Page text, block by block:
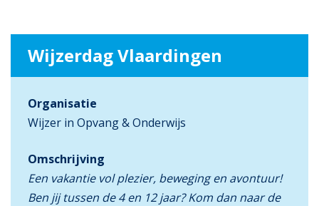
Wijzerdag Vlaardingen
Organisatie
Wijzer in Opvang & Onderwijs
Omschrijving
Een vakantie vol plezier, beweging en avontuur!
Ben jij tussen de 4 en 12 jaar? Kom dan naar de